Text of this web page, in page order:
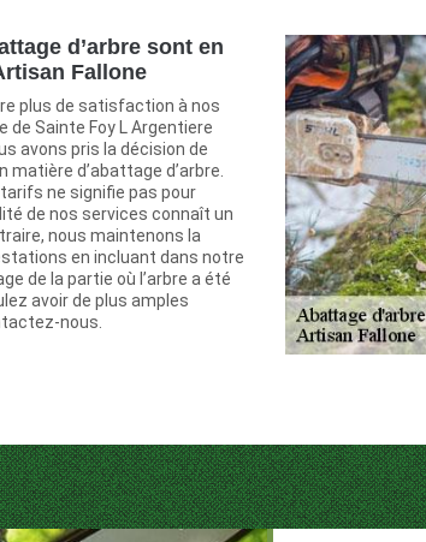
d’arbre sont en
Fallone
plus de satisfaction à nos
de Sainte Foy L Argentiere
avons pris la décision de
matière d’abattage d’arbre.
ne signifie pas pour
de nos services connaît un
nous maintenons la
en incluant dans notre
de la partie où l’arbre a été
avoir de plus amples
nous.